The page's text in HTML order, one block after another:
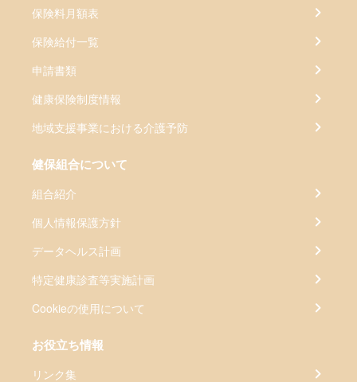
保険料月額表
保険給付一覧
申請書類
健康保険制度情報
地域支援事業における介護予防
健保組合について
組合紹介
個人情報保護方針
データヘルス計画
特定健康診査等実施計画
Cookieの使用について
お役立ち情報
リンク集